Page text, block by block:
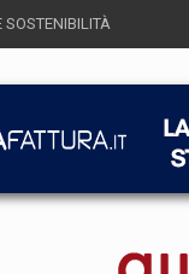
SOSTENIBILITÀ